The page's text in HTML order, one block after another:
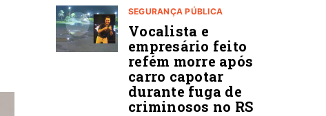
SEGURANÇA PÚBLICA
Vocalista e
empresário feito
refém morre após
carro capotar
durante fuga de
criminosos no RS